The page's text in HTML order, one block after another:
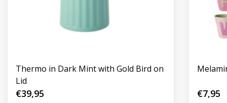
Thermo in Dark Mint with Gold Bird on
Lid
€39,95 €7,95